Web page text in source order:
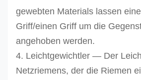
gewebten Materials lassen
Griff/einen Griff um die
angehoben werden.
4. Leichtgewichtler — Der
Netzriemens, der die Riemen